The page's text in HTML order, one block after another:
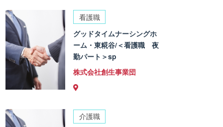
看護職
グッドタイムナーシングホ
ーム・東糀谷/＜看護職 夜
勤パート＞sp
株式会社創生事業団
介護職